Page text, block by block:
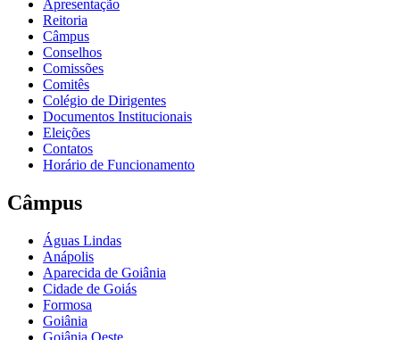
Apresentação
Reitoria
Câmpus
Conselhos
Comissões
Comitês
Colégio de Dirigentes
Documentos Institucionais
Eleições
Contatos
Horário de Funcionamento
Câmpus
Águas Lindas
Anápolis
Aparecida de Goiânia
Cidade de Goiás
Formosa
Goiânia